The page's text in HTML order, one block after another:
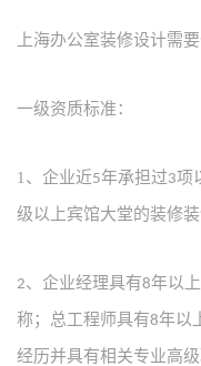
上海办公室装修设计需
一级资质标准：
1、 企业近5年承担过3项
级以上宾馆大堂的装修
2、企业经理具有8年以
称；总工程师具有8年以
经历并具有相关专业高